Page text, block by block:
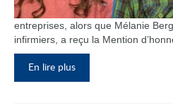
entreprises, alors que Mélanie
infirmiers, a reçu la Mention
En lire plus